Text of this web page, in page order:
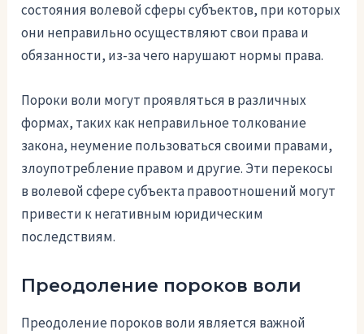
состояния волевой сферы субъектов, при которых
они неправильно осуществляют свои права и
обязанности, из-за чего нарушают нормы права.
Пороки воли могут проявляться в различных
формах, таких как неправильное толкование
закона, неумение пользоваться своими правами,
злоупотребление правом и другие. Эти перекосы
в волевой сфере субъекта правоотношений могут
привести к негативным юридическим
последствиям.
Преодоление пороков воли
Преодоление пороков воли является важной